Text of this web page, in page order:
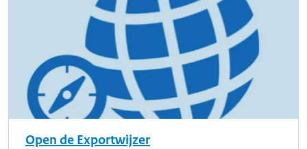
Open de Exportwijzer